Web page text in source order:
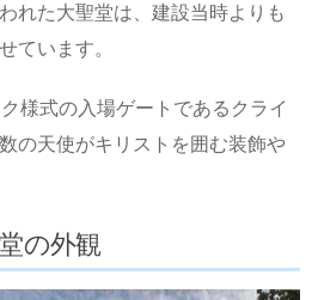
れた大聖堂は、建設当時よりも
ています。
様式の入場ゲートであるクライ
の天使がキリストを囲む装飾や
の外観